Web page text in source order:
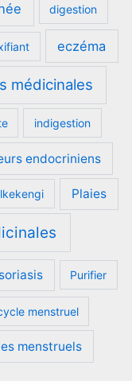
digestion
eczéma
médicinales
indigestion
endocriniens
Plaies
Purifier
menstruel
menstruels